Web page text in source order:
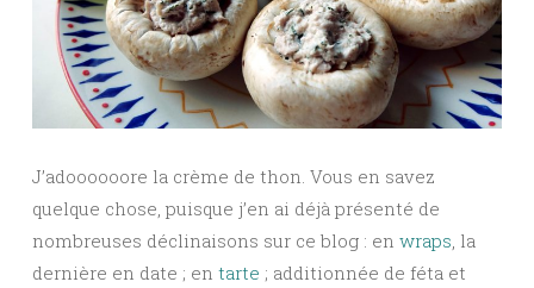
J’adoooooore la crème de thon. Vous en savez
quelque chose, puisque j’en ai déjà présenté de
nombreuses déclinaisons sur ce blog : en wraps, la
dernière en date ; en tarte ; additionnée de féta et